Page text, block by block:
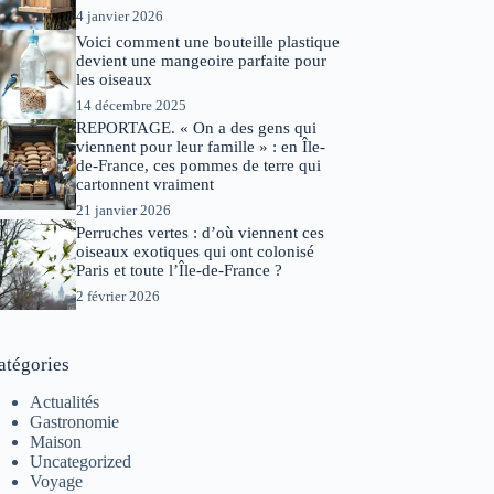
4 janvier 2026
Voici comment une bouteille plastique
devient une mangeoire parfaite pour
les oiseaux
14 décembre 2025
REPORTAGE. « On a des gens qui
viennent pour leur famille » : en Île-
de-France, ces pommes de terre qui
cartonnent vraiment
21 janvier 2026
Perruches vertes : d’où viennent ces
oiseaux exotiques qui ont colonisé
Paris et toute l’Île-de-France ?
2 février 2026
Actualités
Gastronomie
Maison
Uncategorized
Voyage